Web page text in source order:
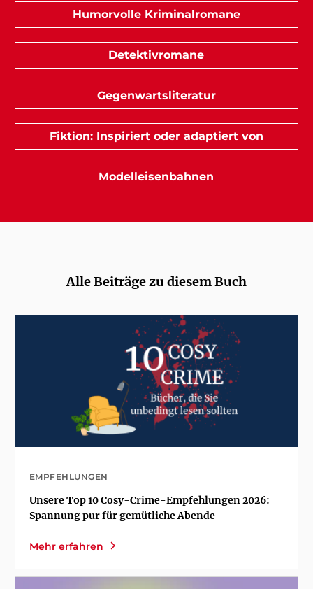
Humorvolle Kriminalromane
Detektivromane
Gegenwartsliteratur
Fiktion: Inspiriert oder adaptiert von
Modelleisenbahnen
Alle Beiträge zu diesem Buch
EMPFEHLUNGEN
Unsere Top 10 Cosy-Crime-Empfehlungen 2026:
Spannung pur für gemütliche Abende
Mehr erfahren